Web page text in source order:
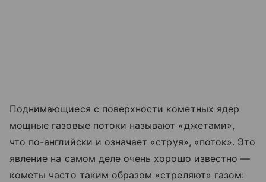
Поднимающиеся с поверхности кометных ядер
мощные газовые потоки называют «джетами»,
что по-английски и означает «струя», «поток». Это
явление на самом деле очень хорошо известно —
кометы часто таким образом «стреляют» газом: